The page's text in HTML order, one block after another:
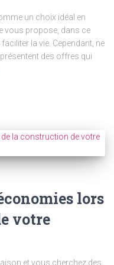
un choix idéal en
vous propose, dans ce
la vie. Cependant, ne
des offres qui
lors
votre
et vous cherchez des